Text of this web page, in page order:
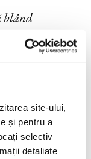
site-ului,
și pentru a
selectiv
detaliate
blând